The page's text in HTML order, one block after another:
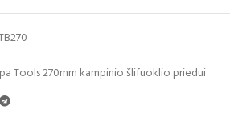
Tools 270mm kampinio šlifuoklio priedui